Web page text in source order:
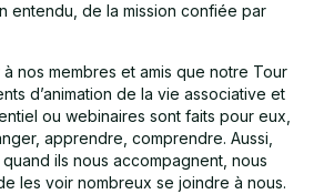
entendu, de la mission confiée par
nos membres et amis que notre Tour
d’animation de la vie associative et
ou webinaires sont faits pour eux,
apprendre, comprendre. Aussi,
ils nous accompagnent, nous
les voir nombreux se joindre à nous.